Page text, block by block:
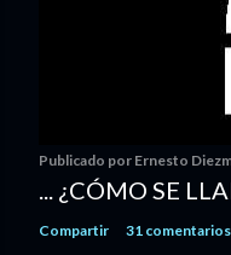
Publicado por Ernesto
... ¿CÓMO SE
Compartir 31 comentarios